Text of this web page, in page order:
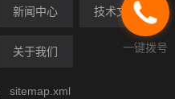
新闻中心 技术文章
关于我们
sitemap.xml
一键拨号